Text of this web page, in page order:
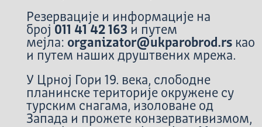
Резервације и информације на
број 011 41 42 163 и путем
мејла: organizator@ukparobrod.rsкао
и путем наших друштвених мрежа.
У Црној Гори 19. века, слободне
планинске територије окружене су
турским снагама, изоловане од
Запада и прожете конзервативизмом,